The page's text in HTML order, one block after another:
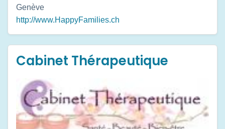
Genève
http://www.HappyFamilies.ch
Cabinet Thérapeutique